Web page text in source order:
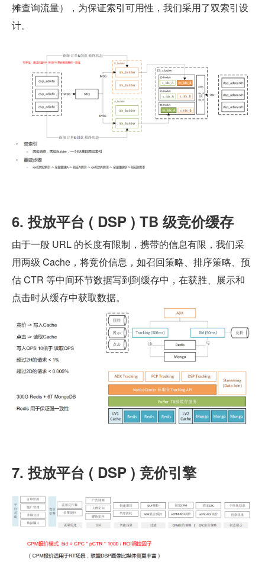
摊查询流量），为保证索引可用性，我们采用了双索引设
计。
6. 投放平台 ( DSP ) TB 级竞价缓存
由于一般 URL 的长度有限制，携带的信息有限，我们采
用两级 Cache，将竞价信息，如召回策略、排序策略、预
估 CTR 等中间环节数据写到到缓存中，在获胜、展示和
点击时从缓存中获取数据。
7. 投放平台 ( DSP ) 竞价引擎